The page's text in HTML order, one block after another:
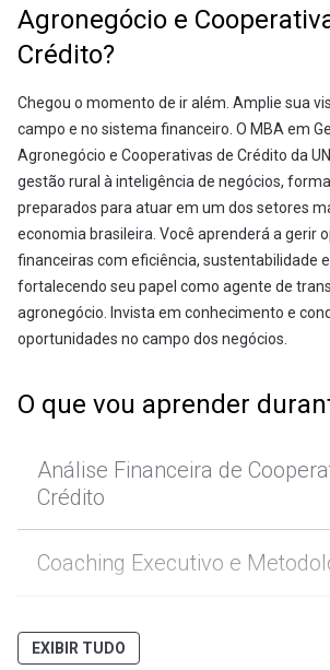
Agronegócio e
Crédito?
Chegou o momento de ir além. Amplie sua
campo e no sistema financeiro. O MBA em
Agronegócio e Cooperativas de Crédito da
gestão rural à inteligência de negócios,
preparados para atuar em um dos setores
economia brasileira. Você aprenderá a gerir
financeiras com eficiência, sustentabilidade
fortalecendo seu papel como agente de
agronegócio. Invista em conhecimento e
oportunidades no campo dos negócios.
O que vou aprender
Análise Financeira de
Crédito
Coaching Executivo e
Credito Rural e Transformação
Estratégica dos Cenários
EXIBIR TUDO